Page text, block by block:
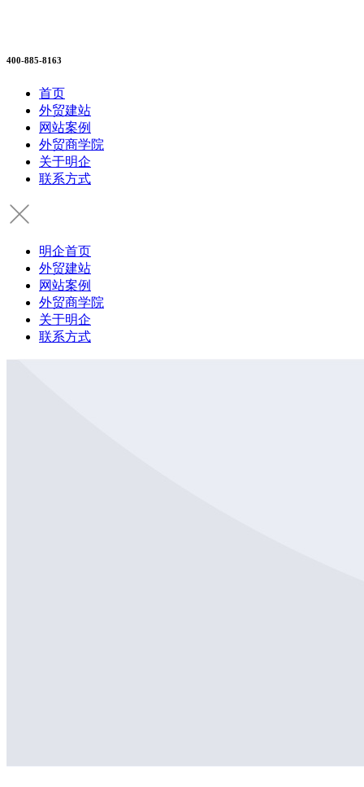
400-885-8163
首页
外贸建站
网站案例
外贸商学院
关于明企
联系方式
明企首页
外贸建站
网站案例
外贸商学院
关于明企
联系方式